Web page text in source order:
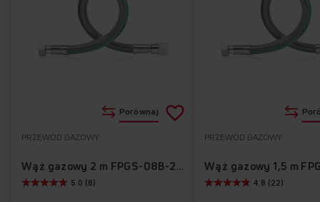
PRZEWÓD GAZOWY
Wąż gazowy 2 m FPGS-08B-200
5.0 (8)
Porównaj Dodaj
listyulubionych
PRZEWÓD GAZOWY
4.8 (22)